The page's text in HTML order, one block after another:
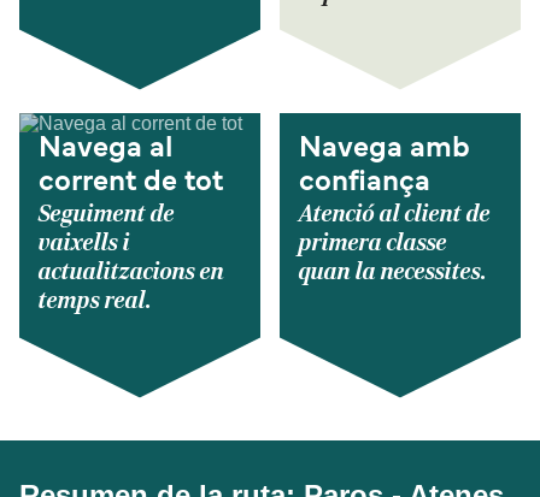
Navega al
corrent de tot
Seguiment de
vaixells i
actualitzacions en
temps real.
Navega amb
confiança
Atenció al client de
primera classe
quan la necessites.